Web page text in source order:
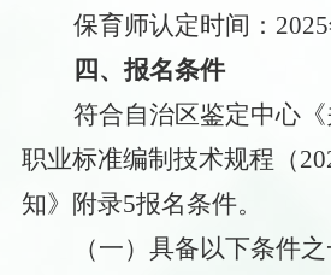
保育师认定时间 ： 2025
四、报名条件
符合自治区鉴定中心
职业标准编制技术规程（
知》附录5报名条件。
（一）具备以下条件